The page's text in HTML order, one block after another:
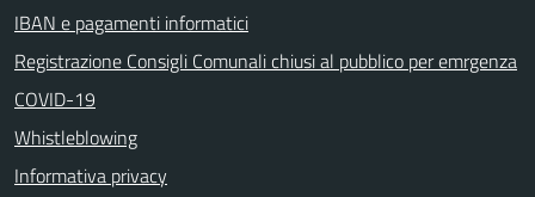
IBAN e pagamenti informatici
Registrazione Consigli Comunali chiusi al pubblico per emrgenza
COVID-19
Whistleblowing
Informativa privacy